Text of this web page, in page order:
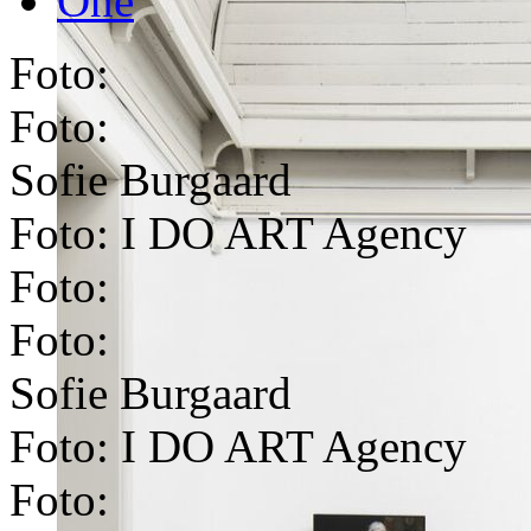
Foto:
Foto:
Sofie Burgaard
Foto: I DO ART Agency
Foto:
Foto:
Sofie Burgaard
Foto: I DO ART Agency
Foto: